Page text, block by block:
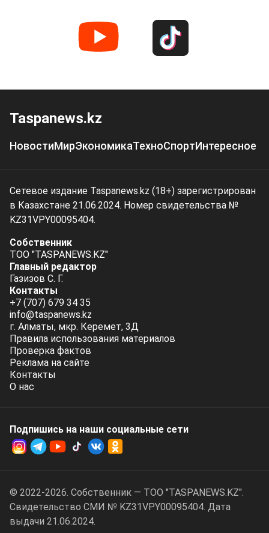
Taspanews.kz
НовостиМирЭкономикаТехноСпортИнтересное
Сетевое издание Taspanews.kz (18+) зарегистрирован
в Казахстане 21.06.2024. Номер свидетельства №
KZ31VPY00095404.
Собственник
ТОО "TASPANEWS.KZ"
Главный редактор
Газизов С. Г.
Контакты
+7 (707) 679 34 35
info@taspanews.kz
г. Алматы, мкр. Керемет, 3Д
Правила использования материалов
Проверка фактов
Реклама на сайте
Контакты
О нас
Подпишись на наши социальные cети
© 2022-2026. Собственник — ТОО "TASPANEWS.KZ".
Cвидетельство СМИ № KZ31VPY00095404. Дата
выдачи 21.06.2024.